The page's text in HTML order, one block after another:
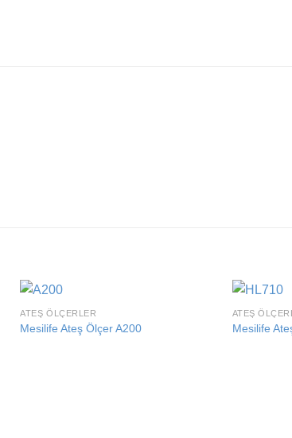
ATEŞ ÖLÇERLER
Mesilife Ateş Ölçer A200
ATEŞ
Mesilife